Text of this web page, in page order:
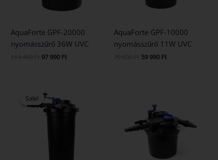
AquaForte GPF-20000
nyomásszűrő 36W UVC
97 990 Ft
AquaForte GPF-10000
nyomásszűrő 11W UVC
59 990 Ft
Sale!
Sale!
price
was:
103
390 Ft.
is: